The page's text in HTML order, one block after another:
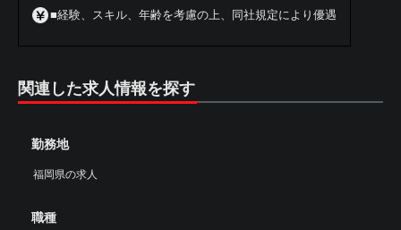
■経験、スキル、年齢を考慮の上、同社規定により優遇
関連した求人情報を探す
勤務地
福岡県の求人
職種